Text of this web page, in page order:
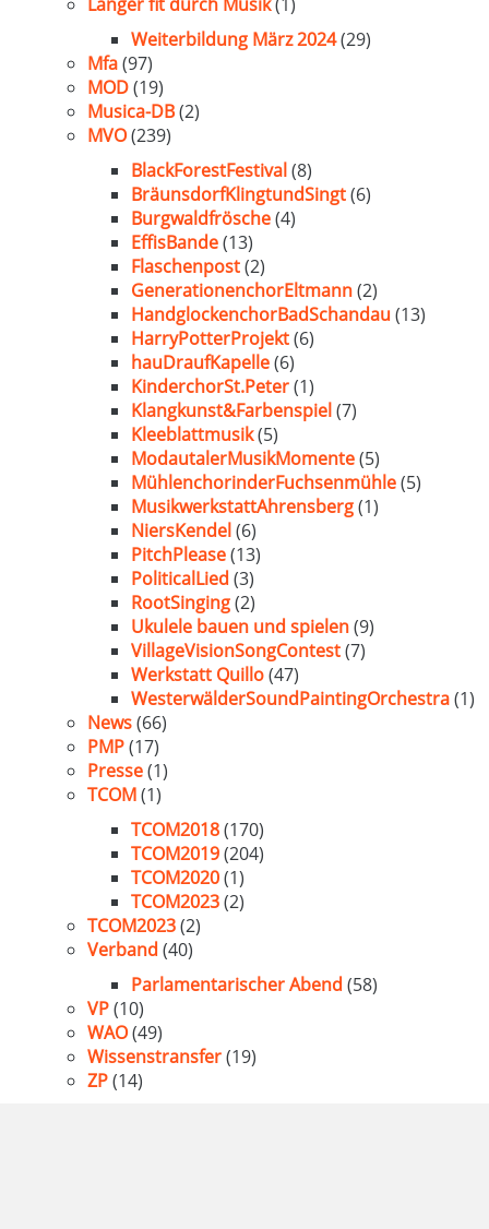
Weiterbildung März 2024(29)
Mfa(97)
MOD(19)
Musica-DB(2)
MVO(239)
BlackForestFestival(8)
BräunsdorfKlingtundSingt(6)
Burgwaldfrösche(4)
EffisBande(13)
Flaschenpost(2)
GenerationenchorEltmann(2)
HandglockenchorBadSchandau(13)
HarryPotterProjekt(6)
hauDraufKapelle(6)
KinderchorSt.Peter(1)
Klangkunst&Farbenspiel(7)
Kleeblattmusik(5)
ModautalerMusikMomente(5)
MühlenchorinderFuchsenmühle(5)
MusikwerkstattAhrensberg(1)
NiersKendel(6)
PitchPlease(13)
PoliticalLied (3)
RootSinging(2)
Ukulele bauen und spielen(9)
VillageVisionSongContest(7)
Werkstatt Quillo(47)
WesterwälderSoundPaintingOrchestra(1)
News(66)
PMP(17)
Presse(1)
TCOM(1)
TCOM2018(170)
TCOM2019(204)
TCOM2020(1)
TCOM2023(2)
TCOM2023(2)
Verband (40)
Parlamentarischer Abend (58)
VP(10)
WAO(49)
Wissenstransfer(19)
ZP(14)